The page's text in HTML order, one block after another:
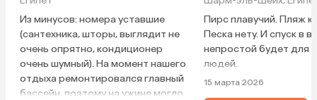
Из минусов: номера уставшие
(сантехника, шторы, выглядит не
очень опрятно, кондиционер
очень шумный). На момент нашего
отдыха ремонтировался главный
бассейн, поэтому на ужине могло
Пирс плавучий. Пляж
Песка нету. И спуск в
непростой будет для
людей.
15 марта 2026